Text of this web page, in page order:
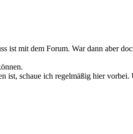
ist mit dem Forum. War dann aber
ist, schaue ich regelmäßig hier